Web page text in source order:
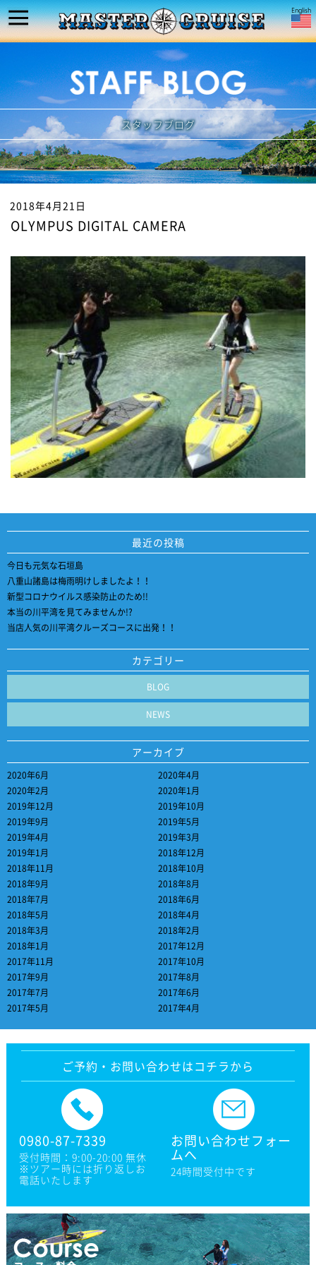
スタッフブログ
2018年4月21日
OLYMPUS DIGITAL CAMERA
最近の投稿
今日も元気な石垣島
八重山諸島は梅雨明けしましたよ！！
新型コロナウイルス感染防止のため!!
本当の川平湾を見てみませんか!?
当店人気の川平湾クルーズコースに出発！！
カテゴリー
BLOG
NEWS
アーカイブ
2020年6月
2020年4月
2020年2月
2020年1月
2019年12月
2019年10月
2019年9月
2019年5月
2019年4月
2019年3月
2019年1月
2018年12月
2018年11月
2018年10月
2018年9月
2018年8月
2018年7月
2018年6月
2018年5月
2018年4月
2018年3月
2018年2月
2018年1月
2017年12月
2017年11月
2017年10月
2017年9月
2017年8月
2017年7月
2017年6月
2017年5月
2017年4月
ご予約・お問い合わせはコチラから
0980-87-7339
受付時間：9:00-20:00 無休
※ツアー時には折り返しお
電話いたします
お問い合わせフォー
ムへ
24時間受付中です